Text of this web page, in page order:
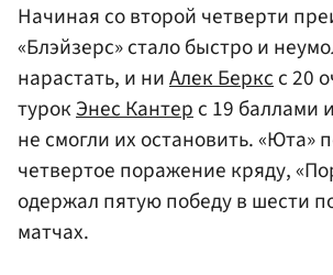
Начиная со второй четверти
«Блэйзерс» стало быстро и
нарастать, и ниАлек Берксс 20
турокЭнес Кантерс 19 баллами
не смогли их остановить. «Юта»
четвертое поражение кряду,
одержал пятую победу в шести
матчах.